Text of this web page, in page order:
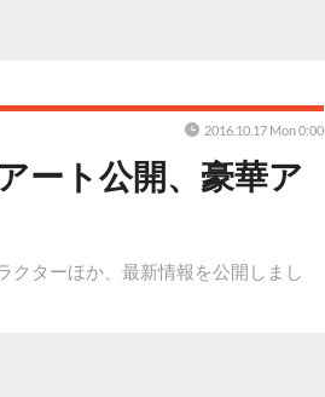
ート公開、豪華ア
クターほか、最新情報を公開しまし
2016.10.17 Mon 0:00